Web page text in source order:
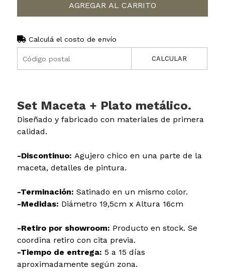
AGREGAR AL CARRITO
Calculá el costo de envío
CALCULAR
Set Maceta + Plato metálico.
Diseñado y fabricado con materiales de primera
calidad.
-Discontinuo: Agujero chico en una parte de la
maceta, detalles de pintura.
-Terminación: Satinado en un mismo color.
-Medidas: Diámetro 19,5cm x Altura 16cm
-Retiro por showroom: Producto en stock. Se
coordina retiro con cita previa.
-Tiempo de entrega: 5 a 15 días
aproximadamente según zona.